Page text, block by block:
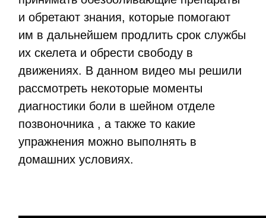
и обретают знания, которые помогают
им в дальнейшем продлить срок службы
их скелета и обрести свободу в
движениях. В данном видео мы решили
рассмотреть некоторые моменты
диагностики боли в шейном отделе
позвоночника , а также то какие
упражнения можно выполнять в
домашних условиях.